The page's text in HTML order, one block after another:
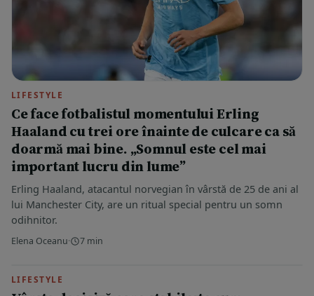
LIFESTYLE
Ce face fotbalistul momentului Erling
Haaland cu trei ore înainte de culcare ca să
doarmă mai bine. „Somnul este cel mai
important lucru din lume”
Erling Haaland, atacantul norvegian în vârstă de 25 de ani al
lui Manchester City, are un ritual special pentru un somn
odihnitor.
Elena Oceanu· 7 min
LIFESTYLE